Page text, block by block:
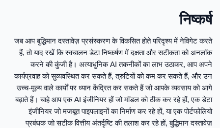
निष्कर्ष
जब आप बुद्धिमान दस्तावेज़ प्रसंस्करण के विकसित होते परिदृश्य में नेविगेट करते
हैं, तो याद रखें कि स्वचालन डेटा निष्कर्षण में दक्षता और सटीकता को अनलॉक
करने की कुंजी है। अत्याधुनिक AI तकनीकों का लाभ उठाकर, आप अपने
कार्यप्रवाह को सुव्यवस्थित कर सकते हैं, त्रुटियों को कम कर सकते हैं, और उन
उच्च-मूल्य वाले कार्यों पर ध्यान केंद्रित कर सकते हैं जो आपके व्यवसाय को आगे
बढ़ाते हैं। चाहे आप एक AI इंजीनियर हों जो मॉडल को ठीक कर रहे हों, एक डेटा
इंजीनियर जो मजबूत पाइपलाइनों का निर्माण कर रहे हों, या एक पोर्टफोलियो
प्रबंधक जो सटीक वित्तीय अंतर्दृष्टि की तलाश कर रहे हों, बुद्धिमान दस्तावेज़